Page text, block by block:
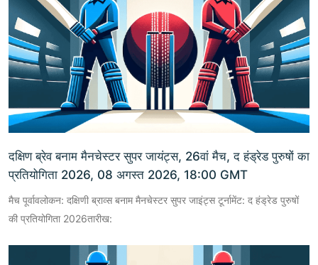
दक्षिण ब्रेव बनाम मैनचेस्टर सुपर जायंट्स, 26वां मैच, द हंड्रेड पुरुषों का
प्रतियोगिता 2026, 08 अगस्त 2026, 18:00 GMT
मैच पूर्वावलोकन: दक्षिणी ब्राव्स बनाम मैनचेस्टर सुपर जाइंट्स टूर्नामेंट: द हंड्रेड पुरुषों
की प्रतियोगिता 2026तारीख: